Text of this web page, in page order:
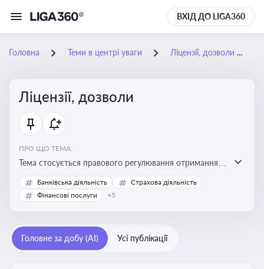
ВХІД ДО LIGA360
Головна Теми в центрі уваги Ліцензії, дозволи
Ліцензії, дозволи
ПРО ЩО ТЕМА:
Тема стосується правового регулювання отримання,
переоформлення, анулювання ліцензій і дозволів,
необхідних для провадження господарської
Банківська діяльність
Страхова діяльність
Фінансові послуги
+5
Головне за добу (AI) Усі публікації